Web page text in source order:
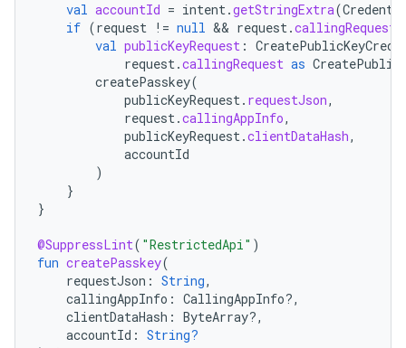
val accountId = intent.getStringExtra(
if (request != null && request.callingRequest
val publicKeyRequest :
request.callingRequest as
createPasskey(
publicKeyRequest. requestJson,
request.callingAppInfo,
publicKeyRequest.clientDataHash,
accountId
)
}
}
@SuppressLint( "RestrictedApi" )
fun createPasskey(
requestJson : String,
callingAppInfo : CallingAppInfo?,
clientDataHash : ByteArray?,
accountId : String?